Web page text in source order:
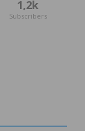
1,2k
Subscribers